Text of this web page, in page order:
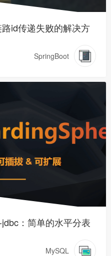
id传递失败的解决方
SpringBoot
：简单的水平分表
MySQL